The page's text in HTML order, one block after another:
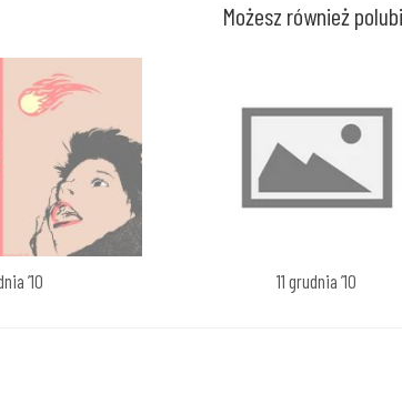
Możesz również
’10 11 grudnia ’10